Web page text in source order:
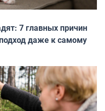
7 главных причин
даже к самому